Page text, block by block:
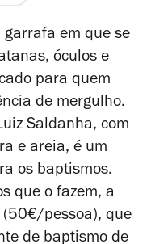
garrafa em que se
óculos e
para quem
de mergulho.
Saldanha, com
e areia, é um
os baptismos.
que o fazem, a
(50€/pessoa), que
de baptismo de